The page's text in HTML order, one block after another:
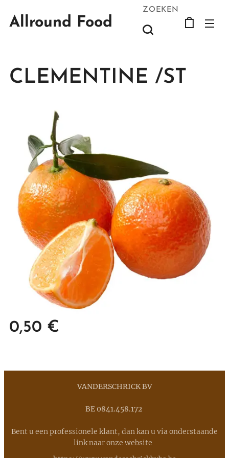
Allround Food
ZOEKEN
CLEMENTINE /ST
0,50 €
VANDERSCHRICK BV
BE 0841.458.172
Bent u een professionele klant, dan kan u via onderstaande
link naar onze website